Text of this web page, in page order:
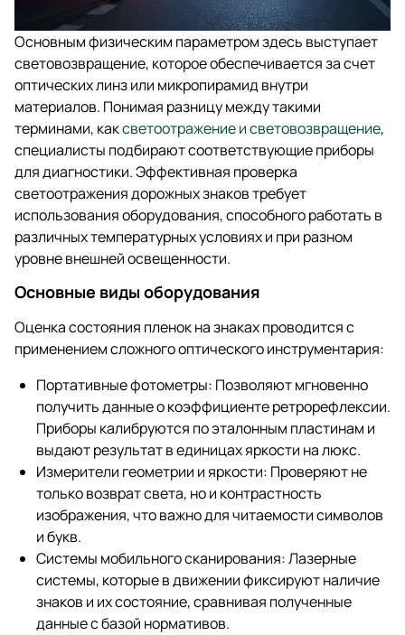
Основным физическим параметром здесь выступает
световозвращение, которое обеспечивается за счет
оптических линз или микропирамид внутри
материалов. Понимая разницу между такими
терминами, каксветоотражение и световозвращение,
специалисты подбирают соответствующие приборы
для диагностики. Эффективная проверка
светоотражения дорожных знаков требует
использования оборудования, способного работать в
различных температурных условиях и при разном
уровне внешней освещенности.
Основные виды оборудования
Оценка состояния пленок на знаках проводится с
применением сложного оптического инструментария:
Портативные фотометры: Позволяют мгновенно
получить данные о коэффициенте ретрорефлексии.
Приборы калибруются по эталонным пластинам и
выдают результат в единицах яркости на люкс.
Измерители геометрии и яркости: Проверяют не
только возврат света, но и контрастность
изображения, что важно для читаемости символов
и букв.
Системы мобильного сканирования: Лазерные
системы, которые в движении фиксируют наличие
знаков и их состояние, сравнивая полученные
данные с базой нормативов.